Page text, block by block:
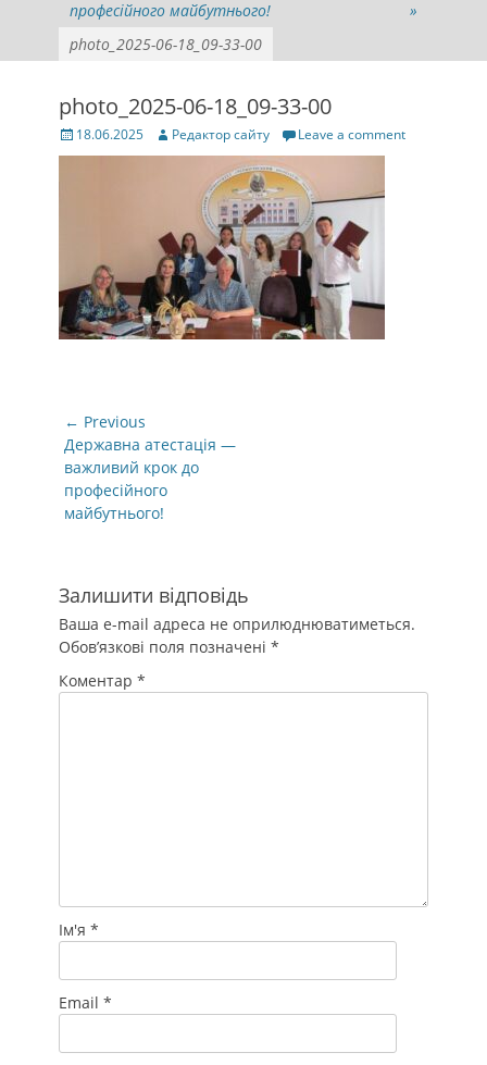
професійного майбутнього!
»
photo_2025-06-18_09-33-00
photo_2025-06-18_09-33-00
Posted
on
18.06.2025 Author
Редактор сайту Leave a comment
Навігація
записів
← Previous
Previous
post:
Державна атестація —
важливий крок до
професійного
майбутнього!
Залишити відповідь
Ваша e-mail адреса не оприлюднюватиметься.
Обов’язкові поля позначені *
Коментар *
Ім'я *
Email *